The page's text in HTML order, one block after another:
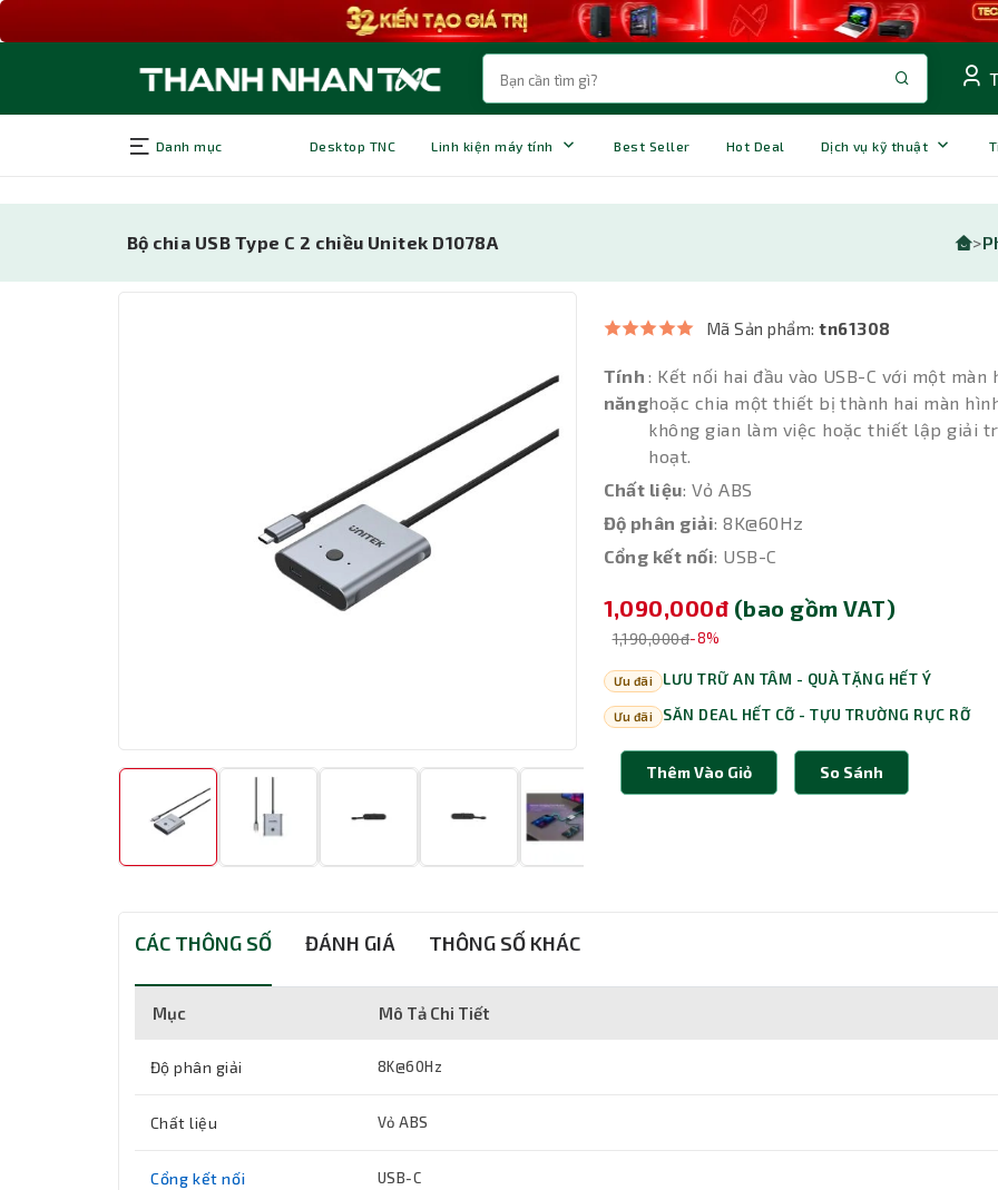
Danh mục Desktop TNC Linh kiện máy tính Best Seller Hot Deal Dịch vụ kỹ thuật
Bộ chia USB Type C 2 chiều Unitek D1078A >
Mã Sản phẩm:tn61308
Tính
năng
: Kết nối hai đầu vào USB-C với một màn
hoặc chia một thiết bị thành hai màn
không gian làm việc hoặc thiết lập giải
hoạt.
Chất liệu: Vỏ ABS
Độ phân giải: 8K@60Hz
Cổng kết nối: USB-C
1,090,000đ (bao gồm VAT)
1,190,000đ-8%
Ưu đãi LƯU TRỮ AN TÂM - QUÀ TẶNG HẾT Ý
Ưu đãi SĂN DEAL HẾT CỠ - TỰU TRƯỜNG RỰC RỠ
Thêm Vào Giỏ So Sánh
CÁC THÔNG SỐ ĐÁNH GIÁ THÔNG SỐ KHÁC
Mục Mô Tả Chi Tiết
Độ phân giải 8K@60Hz
Chất liệu Vỏ ABS
Cổng kết nối USB-C